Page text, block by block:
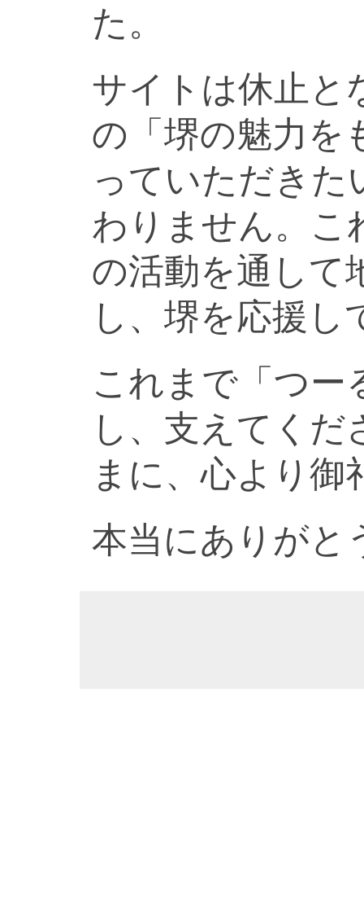
た。
サイトは休止と
の「堺の魅力を
っていただきた
わりません。こ
の活動を通して
し、堺を応援し
これまで「つー
し、支えてく
まに、心より御
本当にありがと